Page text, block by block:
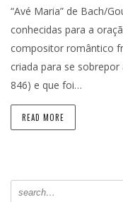
“Avé Maria” de Bach/
conhecidas para a
compositor romântico
criada para se sobrepor
846) e que foi…
READ MORE